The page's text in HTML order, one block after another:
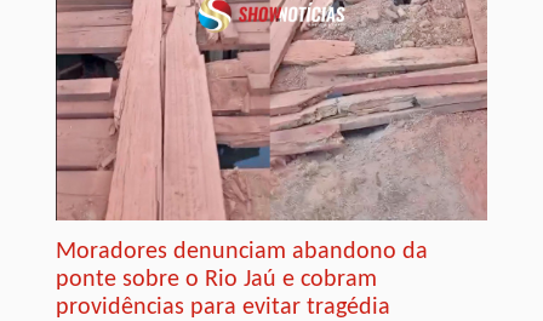
Moradores denunciam abandono da
ponte sobre o Rio Jaú e cobram
providências para evitar tragédia